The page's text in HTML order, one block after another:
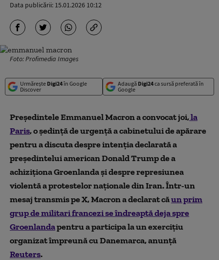
Data publicării: 15.01.2026 10:12
Foto: Profimedia Images
Urmărește Digi24în Google
Discover
Adaugă Digi24ca sursă preferată în
Google
Președintele Emmanuel Macron a convocat joi,la
Paris, o ședință de urgență a cabinetului de apărare
pentru a discuta despre intenția declarată a
președintelui american Donald Trump de a
achiziționa Groenlanda și despre represiunea
violentă a protestelor naționale din Iran. Într-un
mesaj transmis pe X, Macron a declarat căun prim
grup de militari francezi se îndreaptă deja spre
Groenlandapentru a participa la un exercițiu
organizat împreună cu Danemarca, anunță
Reuters.